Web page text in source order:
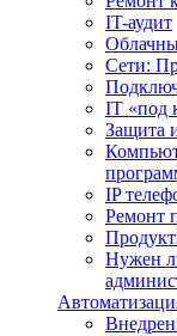
IT-аудит
Сети:
IT «под
Защита
IP
Ремонт
Нужен